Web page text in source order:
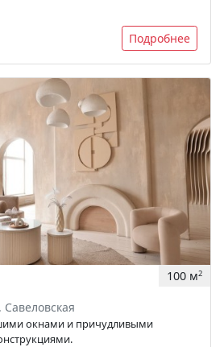
Подробнее
100 м2
Савеловская
окнами и причудливыми